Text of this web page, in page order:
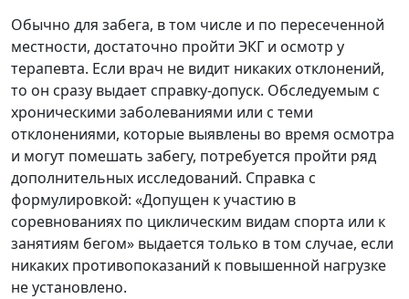
Обычно для забега, в том числе и по пересеченной
местности, достаточно пройти ЭКГ и осмотр у
терапевта. Если врач не видит никаких отклонений,
то он сразу выдает справку-допуск. Обследуемым с
хроническими заболеваниями или с теми
отклонениями, которые выявлены во время осмотра
и могут помешать забегу, потребуется пройти ряд
дополнительных исследований. Справка с
формулировкой: «Допущен к участию в
соревнованиях по циклическим видам спорта или к
занятиям бегом» выдается только в том случае, если
никаких противопоказаний к повышенной нагрузке
не установлено.